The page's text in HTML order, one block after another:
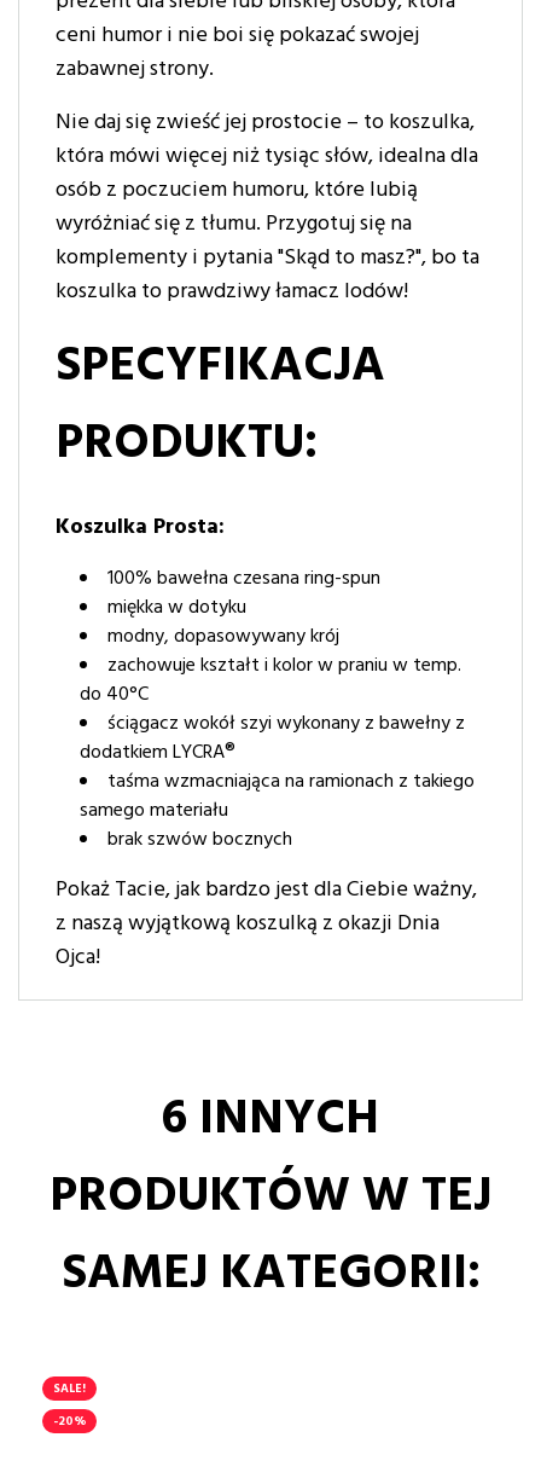
ceni humor i nie boi się pokazać swojej
zabawnej strony.
Nie daj się zwieść jej prostocie – to koszulka,
która mówi więcej niż tysiąc słów, idealna dla
osób z poczuciem humoru, które lubią
wyróżniać się z tłumu. Przygotuj się na
komplementy i pytania "Skąd to masz?", bo ta
koszulka to prawdziwy łamacz lodów!
SPECYFIKACJA
PRODUKTU:
Koszulka Prosta:
100% bawełna czesana ring-spun
miękka w dotyku
modny, dopasowywany krój
zachowuje kształt i kolor w praniu w temp.
do 40°C
ściągacz wokół szyi wykonany z bawełny z
dodatkiem LYCRA®
taśma wzmacniająca na ramionach z takiego
samego materiału
brak szwów bocznych
Pokaż Tacie, jak bardzo jest dla Ciebie ważny,
z naszą wyjątkową koszulką z okazji Dnia
Ojca!
6 INNYCH
PRODUKTÓW W TEJ
SAMEJ KATEGORII:
SALE!
-20%